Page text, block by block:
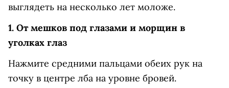
выглядеть на несколько лет моложе.
1. От мешков под глазами и морщин в
уголках глаз
Нажмите средними пальцами обеих рук на
точку в центре лба на уровне бровей.